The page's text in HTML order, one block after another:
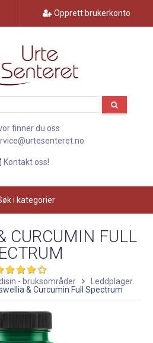
Opprett brukerkonto
finner du oss
Kontakt oss!
i kategorier
CURCUMIN FULL
- bruksområder
Leddplager.
& Curcumin Full Spectrum